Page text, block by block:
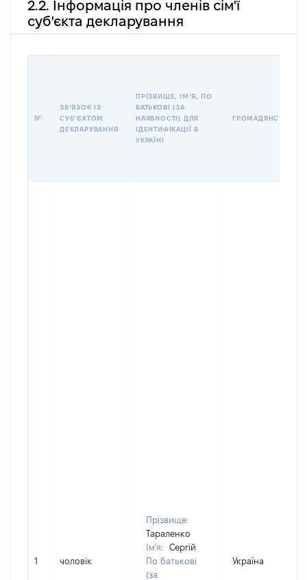
2.2. Інформація про членів сім'ї
суб'єкта декларування
№
ЗВʼЯЗОК ІЗ
СУБʼЄКТОМ
ДЕКЛАРУВАННЯ
ПРІЗВИЩЕ, ІМʼЯ, ПО
БАТЬКОВІ (ЗА
НАЯВНОСТІ) ДЛЯ
ІДЕНТИФІКАЦІЇ В
УКРАЇНІ
ГРОМАДЯНСТВО
1 чоловік
Прізвище:
Тараленко
Ім'я:
Сергій
По батькові
(за
Україна